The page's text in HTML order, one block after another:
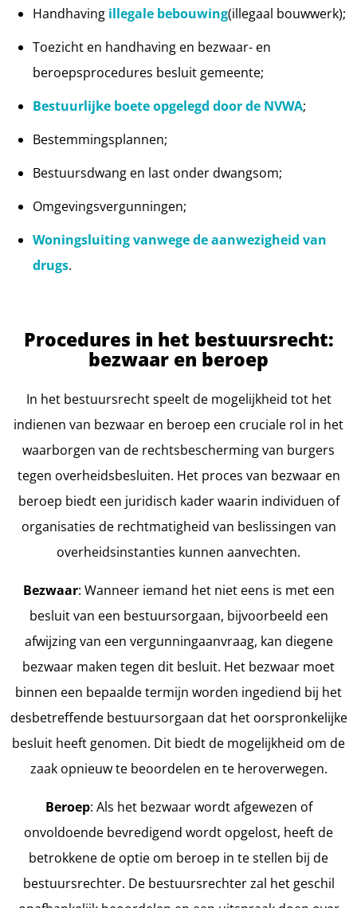
Handhaving illegale bebouwing(illegaal bouwwerk);
Toezicht en handhaving en bezwaar- en
beroepsprocedures besluit gemeente;
Bestuurlijke boete opgelegd door de NVWA;
Bestemmingsplannen;
Bestuursdwang en last onder dwangsom;
Omgevingsvergunningen;
Woningsluiting vanwege de aanwezigheid van
drugs.
Procedures in het bestuursrecht:
bezwaar en beroep
In het bestuursrecht speelt de mogelijkheid tot het
indienen van bezwaar en beroep een cruciale rol in het
waarborgen van de rechtsbescherming van burgers
tegen overheidsbesluiten. Het proces van bezwaar en
beroep biedt een juridisch kader waarin individuen of
organisaties de rechtmatigheid van beslissingen van
overheidsinstanties kunnen aanvechten.
Bezwaar: Wanneer iemand het niet eens is met een
besluit van een bestuursorgaan, bijvoorbeeld een
afwijzing van een vergunningaanvraag, kan diegene
bezwaar maken tegen dit besluit. Het bezwaar moet
binnen een bepaalde termijn worden ingediend bij het
desbetreffende bestuursorgaan dat het oorspronkelijke
besluit heeft genomen. Dit biedt de mogelijkheid om de
zaak opnieuw te beoordelen en te heroverwegen.
Beroep: Als het bezwaar wordt afgewezen of
onvoldoende bevredigend wordt opgelost, heeft de
betrokkene de optie om beroep in te stellen bij de
bestuursrechter. De bestuursrechter zal het geschil